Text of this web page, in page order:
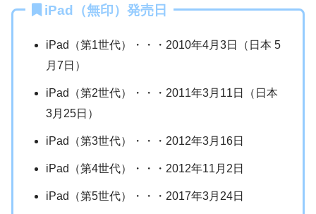
iPad（無印）発売日
iPad（第1世代）・・・2010年4月3日（日本 5
月7日）
iPad（第2世代）・・・2011年3月11日（日本
3月25日）
iPad（第3世代）・・・2012年3月16日
iPad（第4世代）・・・2012年11月2日
iPad（第5世代）・・・2017年3月24日